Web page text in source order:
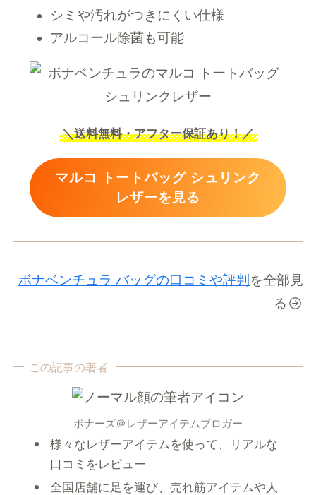
シミや汚れがつきにくい仕様
アルコール除菌も可能
＼送料無料・アフター保証あり！／
マルコ トートバッグ シュリンク
レザーを見る
ボナベンチュラ バッグの口コミや評判 を全部見
る
この記事の著者
ボナーズ＠レザーアイテムブロガー
様々なレザーアイテムを使って、リアルな
口コミをレビュー
全国店舗に足を運び、売れ筋アイテムや人